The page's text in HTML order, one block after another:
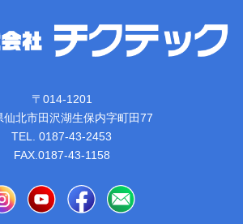
〒014-1201
仙北市田沢湖生保内字町田77
TEL. 0187-43-2453
FAX.0187-43-1158